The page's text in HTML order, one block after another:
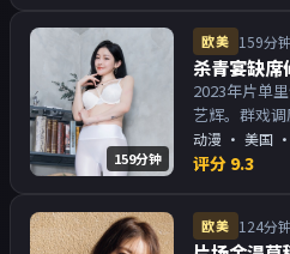
159分钟
欧美 159分钟
杀青宴缺
2023年片单
艺辉。群戏
乐与画面气质
喜欢强叙事与
动漫 · 美国
评分 9.3
欧美 124分钟